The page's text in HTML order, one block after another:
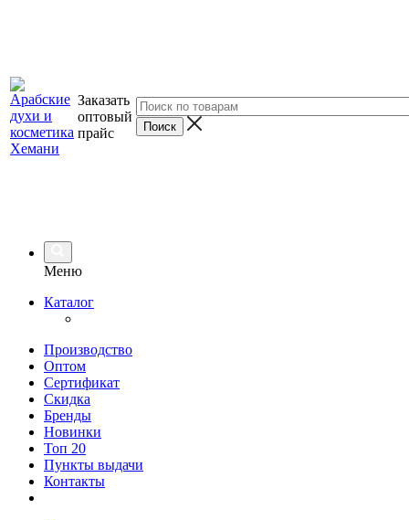
Заказать
оптовый
прайс
Меню
Каталог
Производство
Оптом
Сертификат
Скидка
Бренды
Новинки
Топ 20
Пункты выдачи
Контакты